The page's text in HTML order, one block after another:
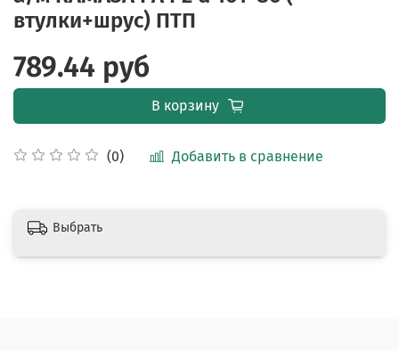
втулки+шрус) ПТП
(0) Добавить в сравнение
789.44 руб
В корзину
Выбрать